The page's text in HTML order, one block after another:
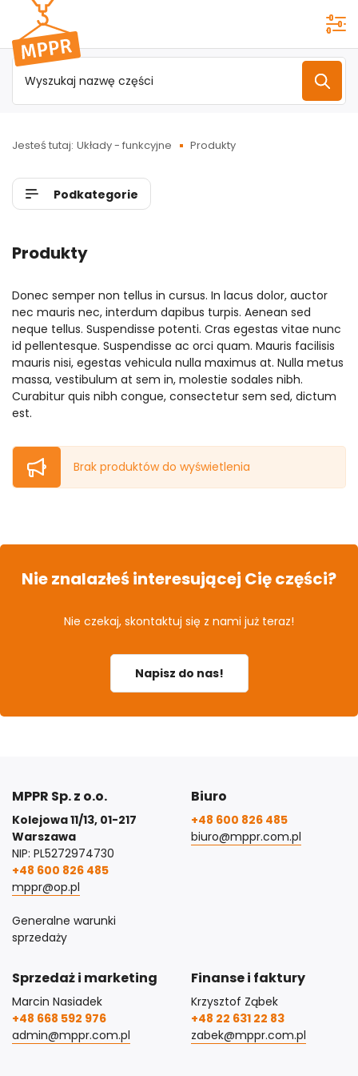
Przejdź do
menu
głównego
Jesteś tutaj: Układy - funkcyjne Produkty
Podkategorie
Produkty
Donec semper non tellus in cursus. In lacus dolor, auctor
nec mauris nec, interdum dapibus turpis. Aenean sed
neque tellus. Suspendisse potenti. Cras egestas vitae nunc
id pellentesque. Suspendisse ac orci quam. Mauris facilisis
mauris nisi, egestas vehicula nulla maximus at. Nulla metus
massa, vestibulum at sem in, molestie sodales nibh.
Curabitur quis nibh congue, consectetur sem sed, dictum
est.
Brak produktów do wyświetlenia
Nie znalazłeś interesującej Cię części?
Nie czekaj, skontaktuj się z nami już teraz!
Napisz do nas!
MPPR Sp. z o.o.
Kolejowa 11/13, 01-217
Warszawa
NIP: PL5272974730
+48 600 826 485
mppr@op.pl
Generalne warunki
sprzedaży
Biuro
+48 600 826 485
biuro@mppr.com.pl
Sprzedaż i marketing
Marcin Nasiadek
+48 668 592 976
admin@mppr.com.pl
Finanse i faktury
Krzysztof Ząbek
+48 22 631 22 83
zabek@mppr.com.pl